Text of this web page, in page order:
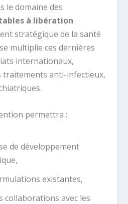
le domaine des
à libération
stratégique de la santé
multiplie ces dernières
internationaux,
traitements anti-infectieux,
permettra :
de développement
existantes,
collaborations avec les